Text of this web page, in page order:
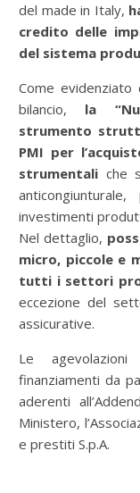
del made in Italy,
credito delle
del sistema
Come evidenziato
bilancio, la
strumento
PMI per
strumentali che
investimenti
Nel dettaglio,
micro, piccole e
tutti i settori
eccezione del
assicurative.
Le
finanziamenti da
aderenti
Ministero,
e prestiti S.p.A.